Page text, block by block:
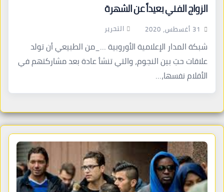
الزواج الفني بعيداً عن الشهرة
31 أغسطس، 2020 التحرير
شبكة المدار الإعلامية الأوروبية …_من الطبيعي أن تولد
علاقات حبّ بين النجوم، والتي تنشأ عادة بعد مشاركتهم في
الأفلام نفسها،…